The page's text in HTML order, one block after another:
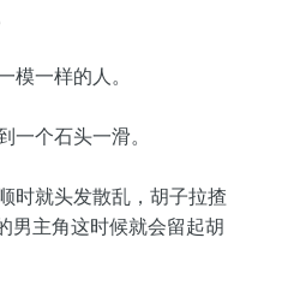
一样的人。
个石头一滑。
就头发散乱，胡子拉揸
男主角这时候就会留起胡